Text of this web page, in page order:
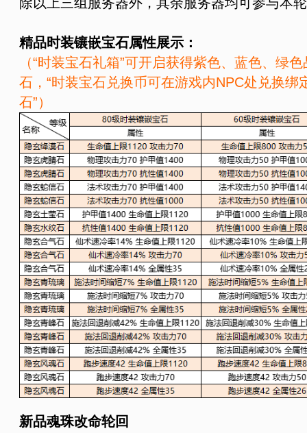
精品时装镶嵌宝石属性展示：
（“时装宝石礼箱”可开启获得紫色、蓝色、绿
石，“时装宝石兑换币可在游戏内NPC处兑换绑
石”）
新品魂珠改命轮回